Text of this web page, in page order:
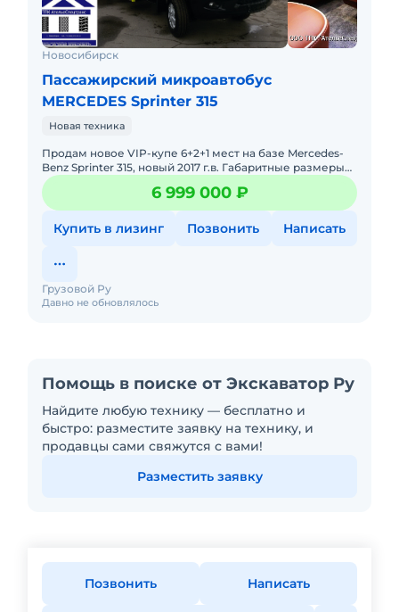
Новосибирск
Пассажирский микроавтобус
MERCEDES Sprinter 315
Новая техника
Продам новое VIP-купе 6+2+1 мест на базе Mercedes-
Benz Sprinter 315, новый 2017 г.в. Габаритные размеры
(ДхШхВ, мм 5910х2426х2755 Пассажирский салон
(ДхШхВ, мм
6 999 000 ₽
Купить в лизинг Позвонить Написать
Давно не обновлялось
Грузовой Ру
Помощь в поиске от Экскаватор Ру
Найдите любую технику — бесплатно и
быстро: разместите заявку на технику, и
продавцы сами свяжутся с вами!
Разместить заявку
Позвонить Написать